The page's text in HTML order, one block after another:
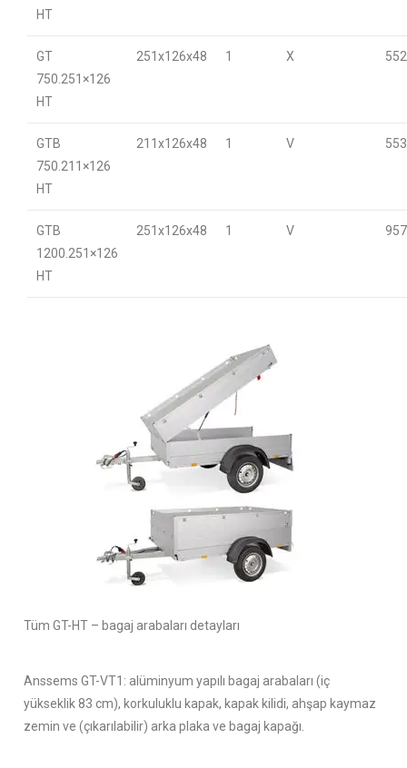
HT
GT
750.251×126
HT
251x126x48 1 X
GTB
750.211×126
HT
211x126x48 1 V
GTB
1200.251×126
HT
251x126x48 1 V
Tüm GT-HT – bagaj arabaları detayları
Anssems GT-VT1: alüminyum yapılı bagaj arabaları (iç
yükseklik 83 cm), korkuluklu kapak, kapak kilidi, ahşap kaymaz
zemin ve (çıkarılabilir) arka plaka ve bagaj kapağı.